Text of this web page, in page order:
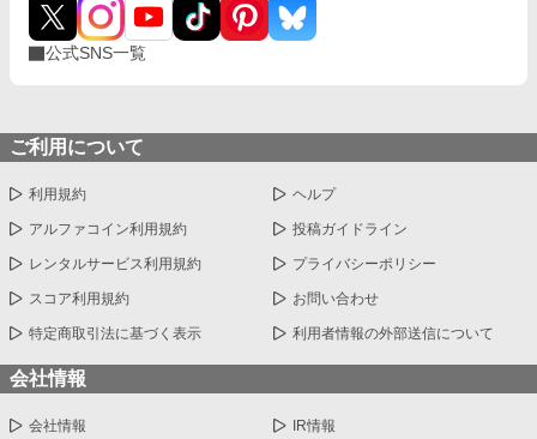
う終わったんですよ？ いつまでも、キスが出来ると思っていま
せんか？」
公式SNS一覧
ご利用について
利用規約 ヘルプ
アルファコイン利用規約 投稿ガイドライン
レンタルサービス利用規約 プライバシーポリシー
スコア利用規約 お問い合わせ
特定商取引法に基づく表示 利用者情報の外部送信について
会社情報
会社情報 IR情報